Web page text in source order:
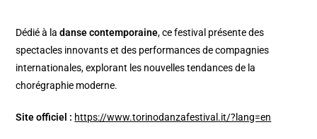
Dédié à ladanse contemporaine, ce festival présente des
spectacles innovants et des performances de compagnies
internationales, explorant les nouvelles tendances de la
chorégraphie moderne. ​
Site officiel : https://www.torinodanzafestival.it/?lang=en